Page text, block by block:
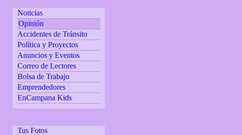
Noticias
Opinión
Accidentes de Tránsito
Política y Proyectos
Anuncios y Eventos
Correo de Lectores
Bolsa de Trabajo
Emprendedores
EnCampana Kids
Tus Fotos